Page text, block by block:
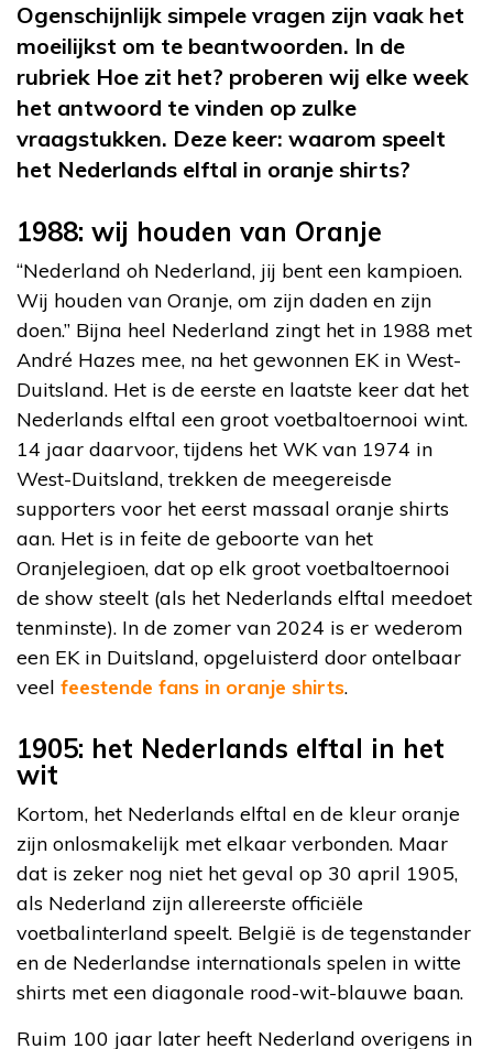
Ogenschijnlijk simpele vragen zijn vaak het
moeilijkst om te beantwoorden. In de
rubriek Hoe zit het? proberen wij elke week
het antwoord te vinden op zulke
vraagstukken. Deze keer: waarom speelt
het Nederlands elftal in oranje shirts?
1988: wij houden van Oranje
“Nederland oh Nederland, jij bent een kampioen.
Wij houden van Oranje, om zijn daden en zijn
doen.” Bijna heel Nederland zingt het in 1988 met
André Hazes mee, na het gewonnen EK in West-
Duitsland. Het is de eerste en laatste keer dat het
Nederlands elftal een groot voetbaltoernooi wint.
14 jaar daarvoor, tijdens het WK van 1974 in
West-Duitsland, trekken de meegereisde
supporters voor het eerst massaal oranje shirts
aan. Het is in feite de geboorte van het
Oranjelegioen, dat op elk groot voetbaltoernooi
de show steelt (als het Nederlands elftal meedoet
tenminste). In de zomer van 2024 is er wederom
een EK in Duitsland, opgeluisterd door ontelbaar
veel feestende fans in oranje shirts.
1905: het Nederlands elftal in het
wit
Kortom, het Nederlands elftal en de kleur oranje
zijn onlosmakelijk met elkaar verbonden. Maar
dat is zeker nog niet het geval op 30 april 1905,
als Nederland zijn allereerste officiële
voetbalinterland speelt. België is de tegenstander
en de Nederlandse internationals spelen in witte
shirts met een diagonale rood-wit-blauwe baan.
Ruim 100 jaar later heeft Nederland overigens in